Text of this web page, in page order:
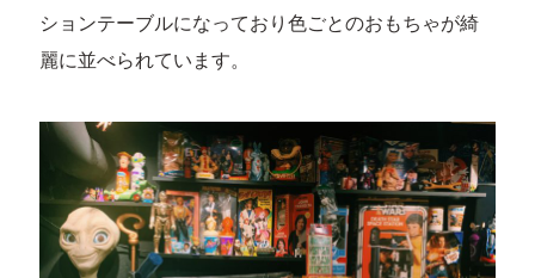
ションテーブルになっており色ごとのおもちゃが綺
麗に並べられています。